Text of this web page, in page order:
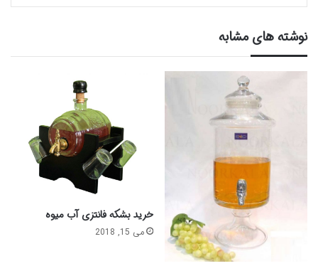
نوشته های مشابه
خرید بشکه فانتزی آب میوه
می 15, 2018